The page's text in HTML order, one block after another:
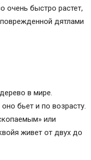
очень быстро растет,
дятлами
в мире.
бьет и по возрасту.
или
живет от двух до